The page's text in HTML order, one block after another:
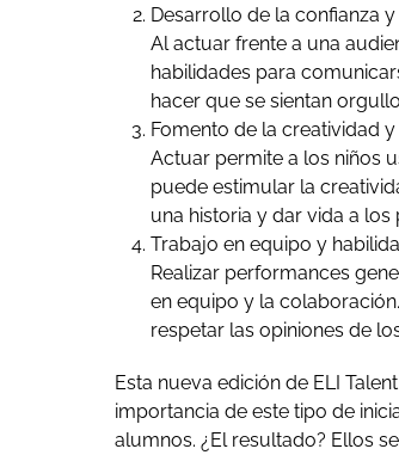
Desarrollo de la confianza
Al actuar frente a una
habilidades para
hacer que se sientan
Fomento de la creatividad
Actuar permite a los niños
puede estimular la
una historia y dar vida a los
Trabajo en equipo y
Realizar performances
en equipo y la
respetar las opiniones de
Esta nueva edición de ELI
importancia de este tipo de
alumnos. ¿El resultado? Ellos